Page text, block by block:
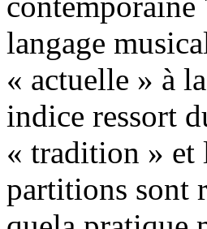
langage
« actuelle » à
indice ressort
« tradition » et
partitions sont